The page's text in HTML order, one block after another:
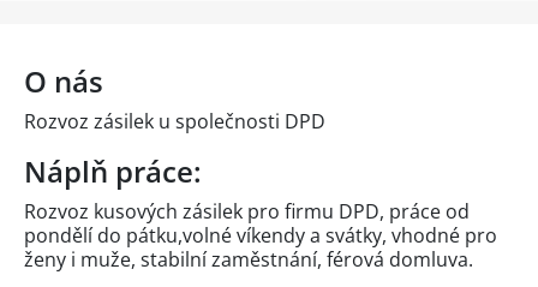
O nás
Rozvoz zásilek u společnosti DPD
Náplň práce:
Rozvoz kusových zásilek pro firmu DPD, práce od
pondělí do pátku,volné víkendy a svátky, vhodné pro
ženy i muže, stabilní zaměstnání, férová domluva.